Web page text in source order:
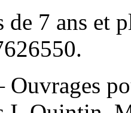
de 7 ans et
.